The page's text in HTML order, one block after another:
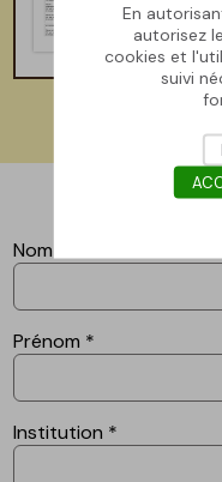
Nom
Prénom *
Institution *
En
autorisez
cookies et
suivi